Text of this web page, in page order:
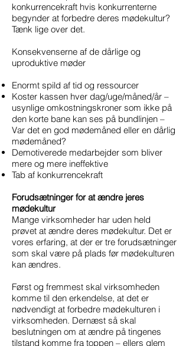
konkurrencekraft hvis konkurrenterne
begynder at forbedre deres mødekultur?
Tænk lige over det.
Konsekvenserne af de dårlige og
uproduktive møder
Enormt spild af tid og ressourcer
Koster kassen hver dag/uge/måned/år –
usynlige omkostningskroner som ikke på
den korte bane kan ses på bundlinjen –
Var det en god mødemåned eller en dårlig
mødemåned?
Demotiverede medarbejder som bliver
mere og mere ineffektive
Tab af konkurrencekraft
Forudsætninger for at ændre jeres
mødekultur
Mange virksomheder har uden held
prøvet at ændre deres mødekultur. Det er
vores erfaring, at der er tre forudsætninger
som skal være på plads før mødekulturen
kan ændres.
Først og fremmest skal virksomheden
komme til den erkendelse, at det er
nødvendigt at forbedre mødekulturen i
virksomheden. Dernæst så skal
beslutningen om at ændre på tingenes
tilstand komme fra toppen – ellers glem